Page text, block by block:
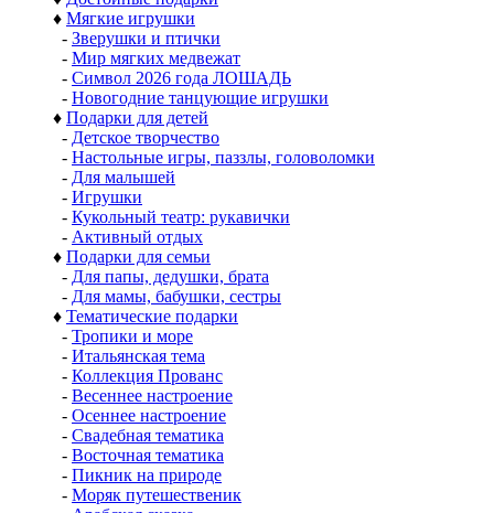
♦ Мягкие игрушки
- Зверушки и птички
- Мир мягких медвежат
- Символ 2026 года ЛОШАДЬ
- Новогодние танцующие игрушки
♦ Подарки для детей
- Детское творчество
- Настольные игры, паззлы, головоломки
- Для малышей
- Игрушки
- Кукольный театр: рукавички
- Активный отдых
♦ Подарки для семьи
- Для папы, дедушки, брата
- Для мамы, бабушки, сестры
♦ Тематические подарки
- Тропики и море
- Итальянская тема
- Коллекция Прованс
- Весеннее настроение
- Осеннее настроение
- Свадебная тематика
- Восточная тематика
- Пикник на природе
- Моряк путешественик